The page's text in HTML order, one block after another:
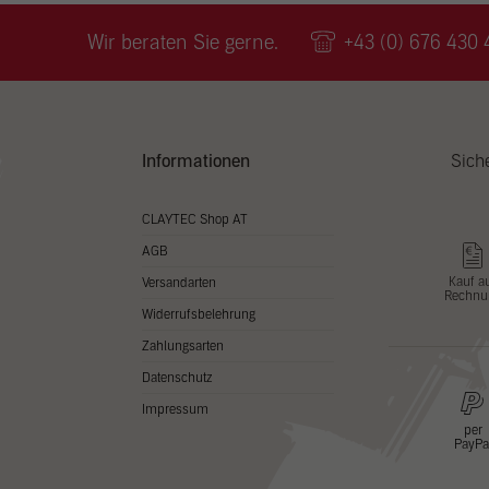
Wir beraten Sie gerne. +43 (0) 676 430
Informationen
CLAYTEC Shop AT
AGB
Versandarten
Widerrufsbelehrung
Zahlungsarten
Datenschutz
Impressum
Kauf
per
PayPal
zu